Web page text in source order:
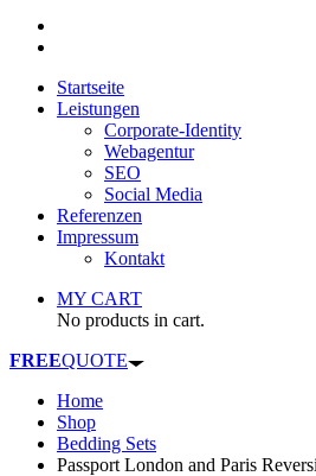
Startseite
Leistungen
Corporate-Identity
Webagentur
SEO
Social Media
Referenzen
Impressum
Kontakt
MY CART
No products in cart.
FREEQUOTE
Home
Shop
Bedding Sets
Passport London and Paris